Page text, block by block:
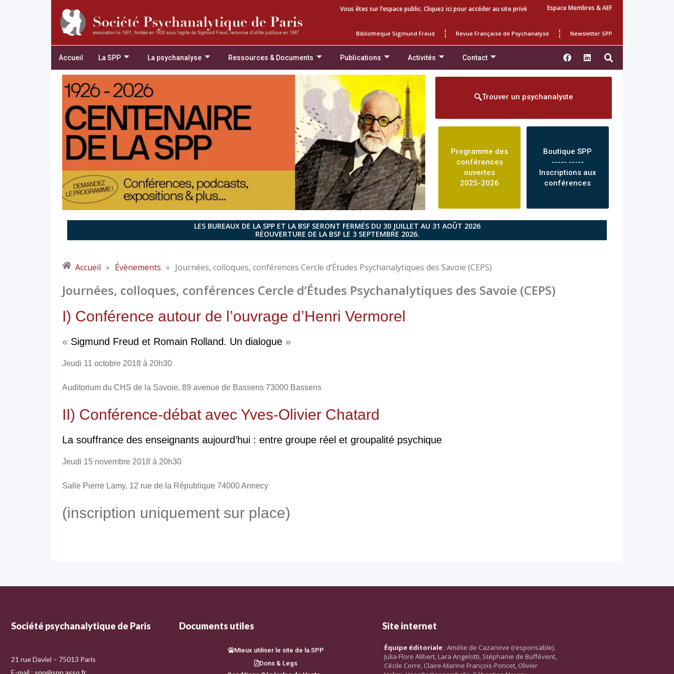
Vous êtes sur l’espace public. Cliquez ici pour accéder au site privé Espace Membres & AEF
Bibliothèque Sigmund Freud Revue Française de Psychanalyse Newsletter SPP
Accueil La SPP La psychanalyse Ressources & Documents Publications Activités Contact
Trouver un psychanalyste
Programme des
conférences
ouvertes
2025-2026
Boutique SPP
----- -----
Inscriptions aux
conférences
LES BUREAUX DE LA SPP ET LA BSF SERONT FERMÉS DU 30 JUILLET AU 31 AOÛT 2026
RÉOUVERTURE DE LA BSF LE 3 SEPTEMBRE 2026.
Accueil » Évènements » Journées, colloques, conférences Cercle d’Études Psychanalytiques des Savoie (CEPS)
Journées, colloques, conférences Cercle d’Études Psychanalytiques des Savoie (CEPS)
I) Conférence autour de l’ouvrage d’Henri Vermorel
« Sigmund Freud et Romain Rolland. Un dialogue »
Jeudi 11 octobre 2018 à 20h30
Auditorium du CHS de la Savoie, 89 avenue de Bassens 73000 Bassens
II) Conférence-débat avec Yves-Olivier Chatard
La souffrance des enseignants aujourd’hui : entre groupe réel et groupalité psychique
Jeudi 15 novembre 2018 à 20h30
Salle Pierre Lamy, 12 rue de la République 74000 Annecy
(inscription uniquement sur place)
Société psychanalytique de Paris
21 rue Daviel – 75013 Paris
E-mail : spp@spp.asso.fr
Documents utiles
Mieux utiliser le site de la SPP
Dons & Legs
Site internet
Équipe éditoriale : Amélie de Cazanove (responsable),
Julia-Flore Alibert, Lara Angelotti, Stéphanie de Buffévent,
Cécile Corre, Claire-Marine François-Poncet, Olivier